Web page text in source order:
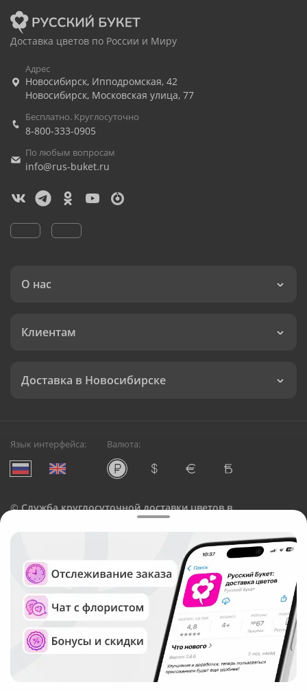
Доставка цветов по России и Миру
Адрес
Новосибирск, Ипподромская, 42
Новосибирск, Московская улица, 77
Бесплатно. Круглосуточно
8-800-333-0905
По любым вопросам
info@rus-buket.ru
О нас
Клиентам
Доставка в Новосибирске
Язык интерфейса: Валюта:
©Служба круглосуточной доставки цветов в
Русский Букет, 2026
Общество с ограниченной ответственностью «Технология»
ОГРН: 1195476081745, ИНН: 5410081997
Юридический адрес: г. Новосибирск, ул. Ипподромская,
д.42, оф. 3
Рейтинг Русского букета в г. Новосибирск